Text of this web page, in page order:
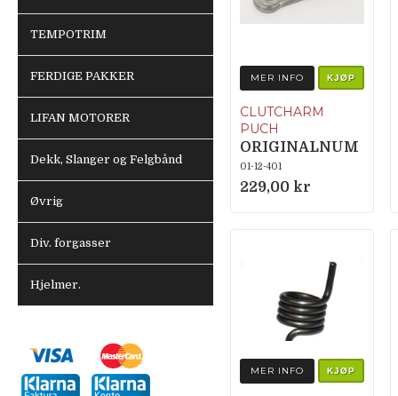
TEMPOTRIM
FERDIGE PAKKER
LIFAN MOTORER
Dekk, Slanger og Felgbånd
Øvrig
Div. forgasser
Hjelmer.
MER INFO KJØP
CLUTCHARM
PUCH
ORIGINALNUM
MER 050.2.1231
01-12-401
229,00 kr
MER INFO KJØP